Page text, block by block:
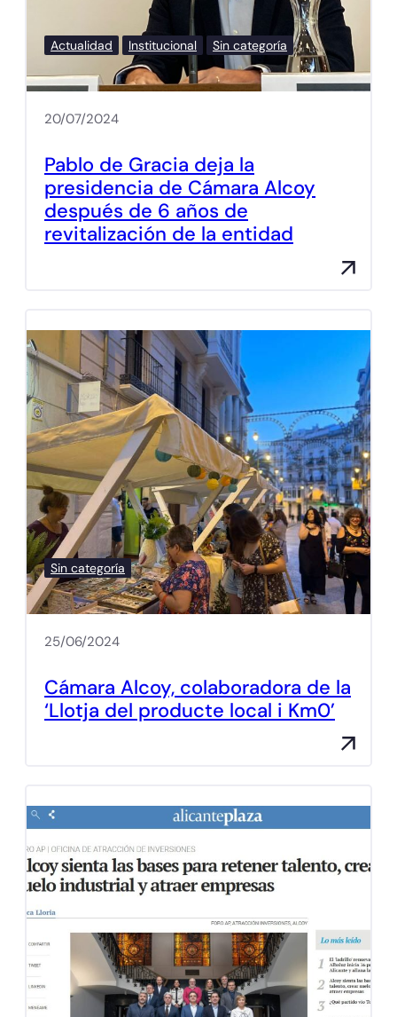
Actualidad Institucional Sin categoría
20/07/2024
Pablo de Gracia deja la
presidencia de Cámara Alcoy
después de 6 años de
revitalización de la entidad
Sin categoría
25/06/2024
Cámara Alcoy, colaboradora de la
‘Llotja del producte local i Km0’